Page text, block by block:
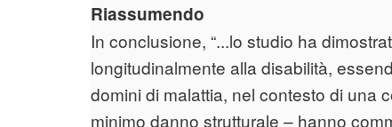
Riassumendo
In conclusione, “...lo studio ha
longitudinalmente alla disabilità,
domini di malattia, nel contesto di una
minimo danno strutturale – hanno